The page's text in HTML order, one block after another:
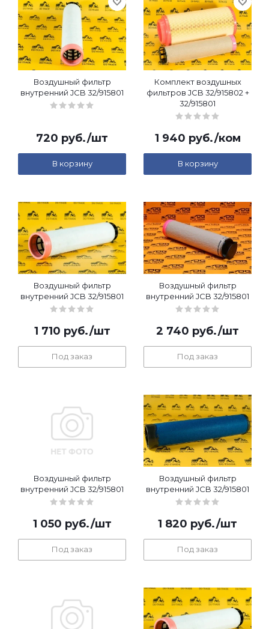
Воздушный фильтр
внутренний JCB 32/915801
720 руб./шт
В корзину
Комплект воздушных
фильтров JCB 32/915802 +
32/915801
1 940 руб./ком
В корзину
Воздушный фильтр
внутренний JCB 32/915801
1 710 руб./шт
Под заказ
Воздушный фильтр
внутренний JCB 32/915801
2 740 руб./шт
Под заказ
Воздушный фильтр
внутренний JCB 32/915801
1 050 руб./шт
Под заказ
Воздушный фильтр
внутренний JCB 32/915801
1 820 руб./шт
Под заказ